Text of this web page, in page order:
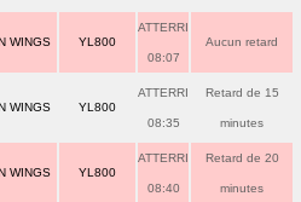
WINGS YL800
ATTERRI
08:07
Aucun retard
WINGS YL800
ATTERRI
08:35
Retard de 15
minutes
WINGS YL800
ATTERRI
08:40
Retard de 20
minutes